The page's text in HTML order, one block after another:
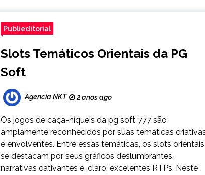
Publieditorial
Slots Temáticos Orientais da PG
Soft
Agencia NKT 2 anos ago
Os jogos de caça-níqueis da pg soft 777 são
amplamente reconhecidos por suas temáticas
e envolventes. Entre essas temáticas, os slots orientais
se destacam por seus gráficos deslumbrantes,
narrativas cativantes e, claro, excelentes RTPs. Neste